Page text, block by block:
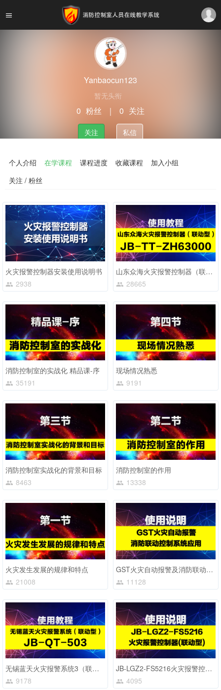
Yanbaocun123
暂无头衔
0 粉丝 ｜ 0 关注
关注 私信
个人介绍 在学课程 课程进度 收藏课程
加入小组
关注 / 粉丝
火灾报警控制器安装使用说明书
2938
山东众海火灾报警控制器（联动型）JB-TT-ZH63000
28665
消防控制室的实战化 精品课-序
35191
现场情况熟悉
9191
消防控制室实战化的背景和目标
8463
消防控制室的作用
13338
火灾发生发展的规律和特点
21008
GST火灾自动报警及消防联动控制系统应用 使用说明
11128
无锡蓝天火灾报警系统3（联动型）JB-QT-503型
9178
JB-LGZ2-FS5216火灾报警控制器(联动型) 使用说明
4095